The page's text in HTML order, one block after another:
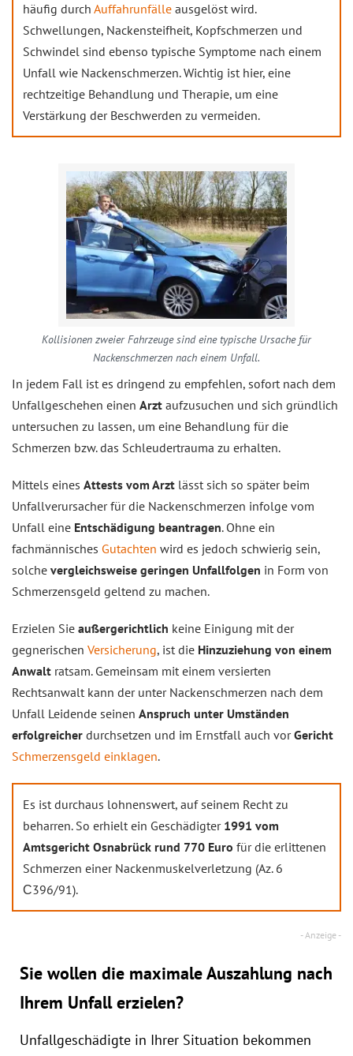
häufig durch Auffahrunfälle ausgelöst wird.
Schwellungen, Nackensteifheit, Kopfschmerzen und
Schwindel sind ebenso typische Symptome nach einem
Unfall wie Nackenschmerzen. Wichtig ist hier, eine
rechtzeitige Behandlung und Therapie, um eine
Verstärkung der Beschwerden zu vermeiden.
Kollisionen zweier Fahrzeuge sind eine typische Ursache für
Nackenschmerzen nach einem Unfall.
In jedem Fall ist es dringend zu empfehlen, sofort nach dem
Unfallgeschehen einen Arzt aufzusuchen und sich gründlich
untersuchen zu lassen, um eine Behandlung für die
Schmerzen bzw. das Schleudertrauma zu erhalten.
Mittels eines Attests vom Arzt lässt sich so später beim
Unfallverursacher für die Nackenschmerzen infolge vom
Unfall eine Entschädigung beantragen. Ohne ein
fachmännisches Gutachten wird es jedoch schwierig sein,
solche vergleichsweise geringen Unfallfolgen in Form von
Schmerzensgeld geltend zu machen.
Erzielen Sie außergerichtlich keine Einigung mit der
gegnerischen Versicherung, ist die Hinzuziehung von einem
Anwalt ratsam. Gemeinsam mit einem versierten
Rechtsanwalt kann der unter Nackenschmerzen nach dem
Unfall Leidende seinen Anspruch unter Umständen
erfolgreicher durchsetzen und im Ernstfall auch vorGericht
Schmerzensgeld einklagen.
Es ist durchaus lohnenswert, auf seinem Recht zu
beharren. So erhielt ein Geschädigter 1991 vom
Amtsgericht Osnabrück rund 770 Euro für die erlittenen
Schmerzen einer Nackenmuskelverletzung (Az. 6
С396/91).
Sie wollen die maximale Auszahlung nach
Ihrem Unfall erzielen?
Unfallgeschädigte in Ihrer Situation bekommen